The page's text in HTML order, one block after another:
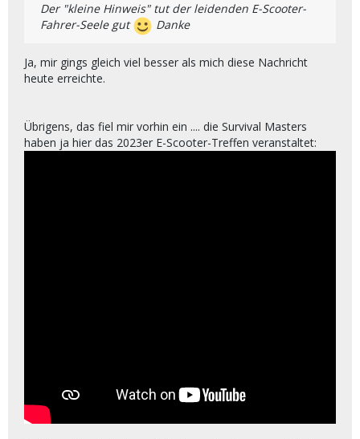
Der "kleine Hinweis" tut der leidenden E-Scooter-
Fahrer-Seele gut
Danke
Ja, mir gings gleich viel besser als mich diese Nachricht
heute erreichte.
Übrigens, das fiel mir vorhin ein .... die Survival Masters
haben ja hier das 2023er E-Scooter-Treffen veranstaltet: